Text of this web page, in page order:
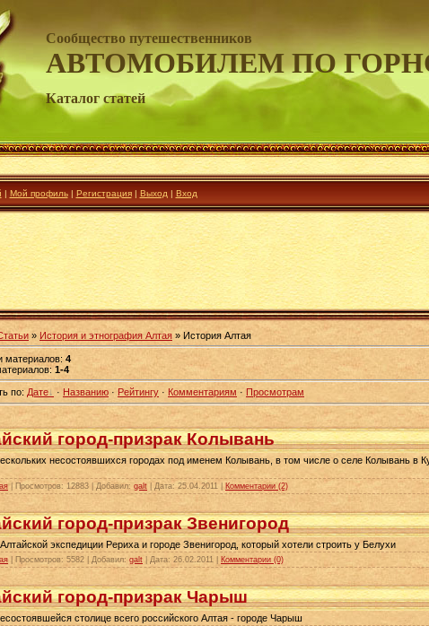
Сообщество путешественников
АВТОМОБИЛЕМ ПО
Каталог статей
| Мой профиль| Регистрация| Выход | Вход
» История и этнография Алтая » История Алтая
материалов: 4
: 1-4
по: Дате · Названию · Рейтингу · Комментариям · Просмотрам
город-призрак Колывань
несостоявшихся городах под именем Колывань, в том числе о селе Колывань в
| Просмотров: 12883 | Добавил: galt | Дата: 25.04.2011 Комментарии (2)
город-призрак Звенигород
экспедиции Рериха и городе Звенигород, который хотели строить у Белухи
| Просмотров: 5582 | Добавил: galt | Дата: 26.02.2011 Комментарии (0)
город-призрак Чарыш
столице всего российского Алтая - городе Чарыш